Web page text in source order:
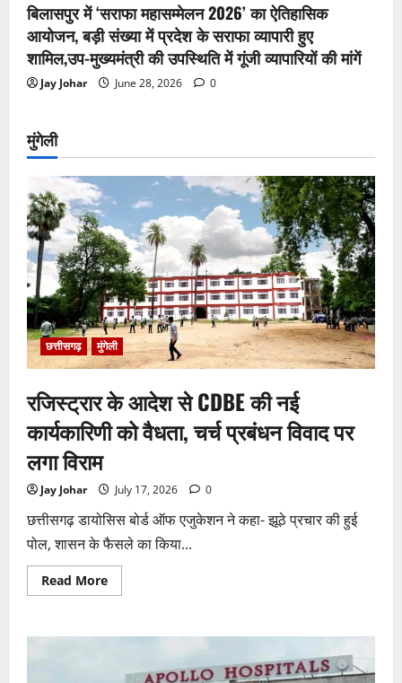
बिलासपुर में ‘सराफा महासम्मेलन 2026’ का ऐतिहासिक
आयोजन, बड़ी संख्या में प्रदेश के सराफा व्यापारी हुए
शामिल,उप-मुख्यमंत्री की उपस्थिति में गूंजी व्यापारियों की मांगें
Jay Johar June 28, 2026 0
मुंगेली
छत्तीसगढ़ मुंगेली
रजिस्ट्रार के आदेश से CDBE की नई
कार्यकारिणी को वैधता, चर्च प्रबंधन विवाद पर
लगा विराम
Jay Johar July 17, 2026 0
छत्तीसगढ़ डायोसिस बोर्ड ऑफ एजुकेशन ने कहा- झूठे प्रचार की हुई
पोल, शासन के फैसले का किया...
Read MoreRead
more
आदेश